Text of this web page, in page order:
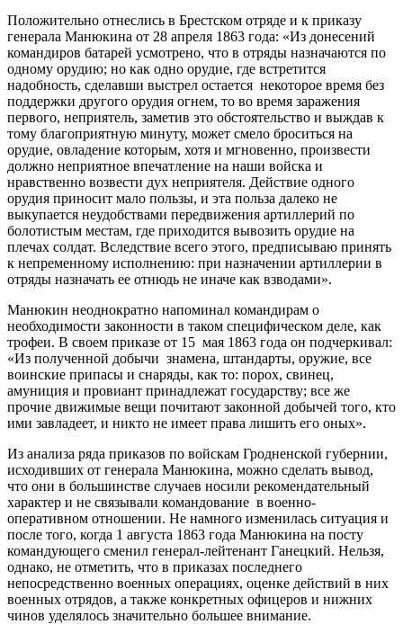
Положительно отнеслись в Брестском отряде и к приказу
генерала Манюкина от 28 апреля 1863 года: «Из донесений
командиров батарей усмотрено, что в отряды назначаются по
одному орудию; но как одно орудие, где встретится
надобность, сделавши выстрел остается некоторое время без
поддержки другого орудия огнем, то во время заражения
первого, неприятель, заметив это обстоятельство и выждав к
тому благоприятную минуту, может смело броситься на
орудие, овладение которым, хотя и мгновенно, произвести
должно неприятное впечатление на наши войска и
нравственно возвести дух неприятеля. Действие одного
орудия приносит мало пользы, и эта польза далеко не
выкупается неудобствами передвижения артиллерий по
болотистым местам, где приходится вывозить орудие на
плечах солдат. Вследствие всего этого, предписываю принять
к непременному исполнению: при назначении артиллерии в
отряды назначать ее отнюдь не иначе как взводами».
Манюкин неоднократно напоминал командирам о
необходимости законности в таком специфическом деле, как
трофеи. В своем приказе от 15 мая 1863 года он подчеркивал:
«Из полученной добычи знамена, штандарты, оружие, все
воинские припасы и снаряды, как то: порох, свинец,
амуниция и провиант принадлежат государству; все же
прочие движимые вещи почитают законной добычей того, кто
ими завладеет, и никто не имеет права лишить его оных».
Из анализа ряда приказов по войскам Гродненской губернии,
исходивших от генерала Манюкина, можно сделать вывод,
что они в большинстве случаев носили рекомендательный
характер и не связывали командование в военно-
оперативном отношении. Не намного изменилась ситуация и
после того, когда 1 августа 1863 года Манюкина на посту
командующего сменил генерал-лейтенант Ганецкий. Нельзя,
однако, не отметить, что в приказах последнего
непосредственно военных операциях, оценке действий в них
военных отрядов, а также конкретных офицеров и нижних
чинов уделялось значительно большее внимание.